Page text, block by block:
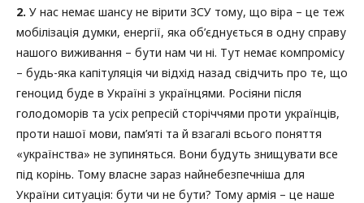
2. У нас немає шансу не вірити ЗСУ тому, що віра – це теж
мобілізація думки, енергії, яка об’єднується в одну справу
нашого виживання – бути нам чи ні. Тут немає компромісу
– будь-яка капітуляція чи відхід назад свідчить про те, що
геноцид буде в Україні з українцями. Росіяни після
голодоморів та усіх репресій сторіччями проти українців,
проти нашої мови, пам’яті та й взагалі всього поняття
«українства» не зупиняться. Вони будуть знищувати все
під корінь. Тому власне зараз найнебезпечніша для
України ситуація: бути чи не бути? Тому армія – це наше